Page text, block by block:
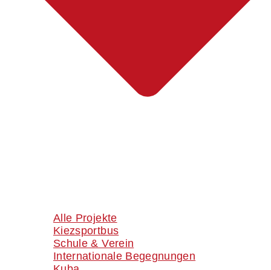
Alle Projekte
Kiezsportbus
Schule & Verein
Internationale Begegnungen